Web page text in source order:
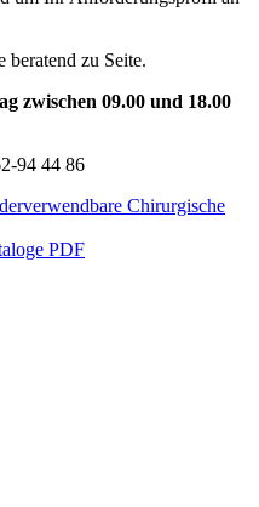
beratend zu Seite.
zwischen 09.00 und 18.00
94 44 86
Chirurgische
PDF